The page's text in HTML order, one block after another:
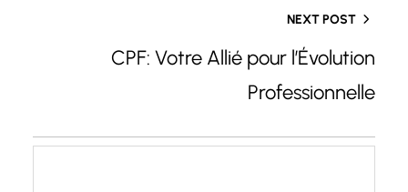
NEXT POST
CPF: Votre Allié pour l’Évolution
Professionnelle